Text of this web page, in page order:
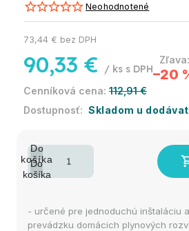
Neohodnotené
112,91 €
–20
90,33 € / ks
73,44 € bez DPH
Skladom u
- určené pre jednoduchú inštaláciu
prevádzku domácich plynových